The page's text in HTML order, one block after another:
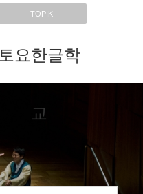
TOPIK
토요한글학
교